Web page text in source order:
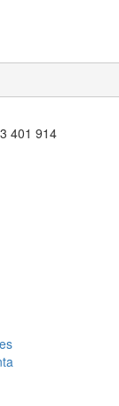
401 914